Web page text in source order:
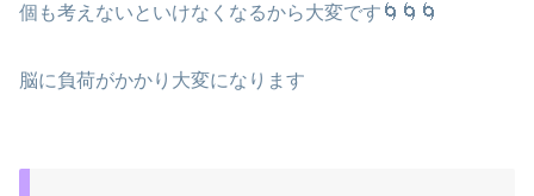
個も考えないといけなくなるから大変です🌀🌀🌀
脳に負荷がかかり大変になります